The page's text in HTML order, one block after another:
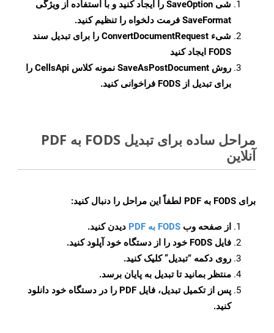
شی SaveOption را ایجاد کنید و با استفاده از ویژگی
SaveFormat فرمت دلخواه را تنظیم کنید.
شیء ConvertDocumentRequest را برای تبدیل سند
FODS ایجاد کنید
روش SaveAsPostDocument
نمونه کلاس CellsApi را
برای تبدیل از FODS فراخوانی کنید.
مراحل ساده برای تبدیل FODS به PDF
آنلاین
برای FODS به PDF لطفاً این مراحل را دنبال کنید:
از صفحه وب FODS به PDF
دیدن کنید.
فایل FODS خود را از دستگاه خود آپلود کنید.
روی دکمه “تبدیل”کلیک کنید.
منتظر بمانید تا تبدیل به پایان برسد.
پس از تکمیل تبدیل، فایل PDF را در دستگاه خود دانلود
کنید.